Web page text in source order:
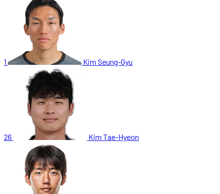
1 Kim Seung-Gyu
26 Kim Tae-Hyeon